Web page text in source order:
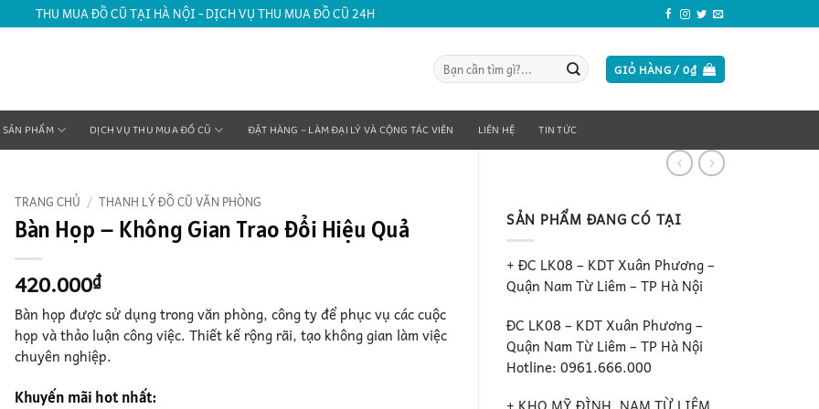
THU MUA ĐỒ CŨ TẠI HÀ NỘI - DỊCH VỤ THU MUA ĐỒ CŨ 24H
Tìm
kiếm:
GIỎ HÀNG /0₫
SẢN PHẨM DỊCH VỤ THU MUA ĐỒ CŨ ĐẶT HÀNG – LÀM ĐẠI LÝ VÀ CỘNG TÁC VIÊN LIÊN HỆ TIN TỨC
SẢN PHẨM ĐANG CÓ TẠI
+ ĐC LK08 – KDT Xuân Phương –
Quận Nam Từ Liêm – TP Hà Nội
ĐC LK08 – KDT Xuân Phương –
Quận Nam Từ Liêm – TP Hà Nội
Hotline: 0961.666.000
TRANG CHỦ / THANH LÝ ĐỒ CŨ VĂN PHÒNG
Bàn Họp – Không Gian Trao Đổi Hiệu Quả
420.000₫
Bàn họp được sử dụng trong văn phòng, công ty để phục vụ các cuộc
họp và thảo luận công việc. Thiết kế rộng rãi, tạo không gian làm việc
chuyên nghiệp.
Khuyến mãi hot nhất: